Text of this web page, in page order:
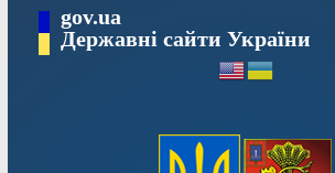
вмісту
gov.ua
Державні сайти України